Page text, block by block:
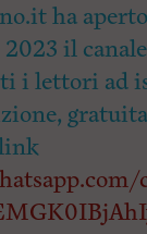
ha
il
i lettori ad